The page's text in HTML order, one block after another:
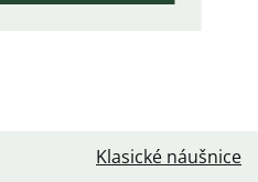
Klasické náušnice